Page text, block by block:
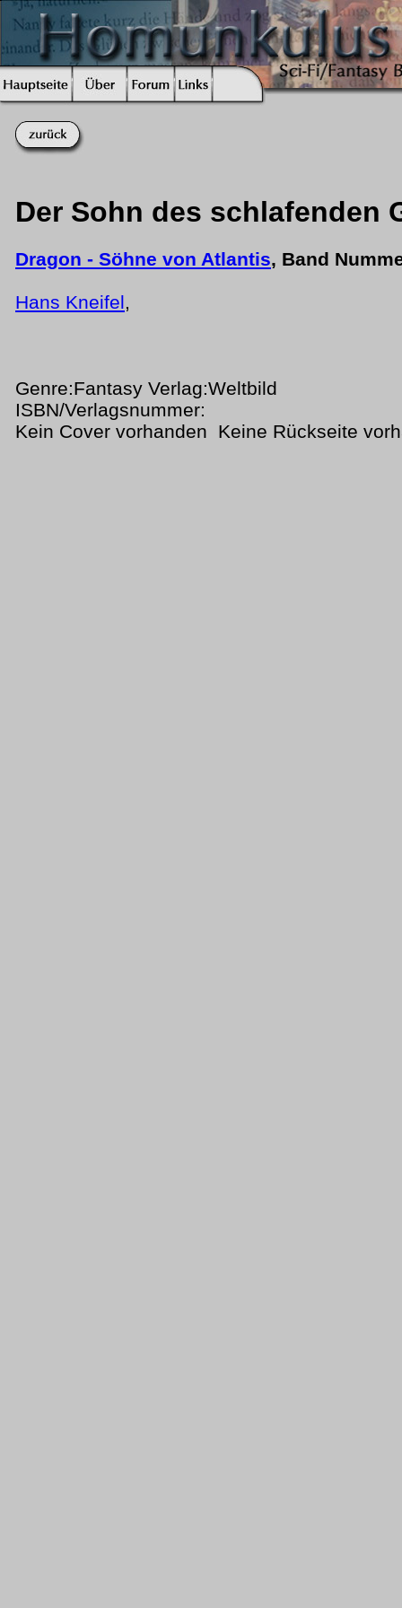
Der Sohn des schlafenden
Dragon - Söhne von Atlantis, Band
Hans Kneifel,
Genre:Fantasy Verlag:Weltbild
ISBN/Verlagsnummer:
Kein Cover vorhanden Keine Rückseite